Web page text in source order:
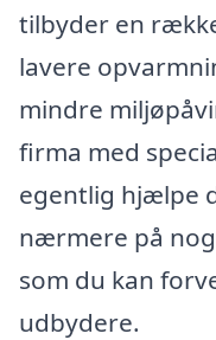
tilbyder en
lavere
mindre
firma med
egentlig hjælpe
nærmere på
som du kan
udbydere.